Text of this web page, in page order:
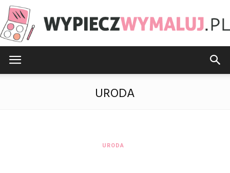
URODA
URODA